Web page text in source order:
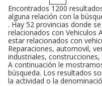
Encontrados 1200
alguna relación con la
. Hay 52 provincias donde
relacionados con Vehiculos
estar relacionados con
Reparaciones, automovil,
industriales,
A continuación le
búsqueda. Los resultados
la actividad o la